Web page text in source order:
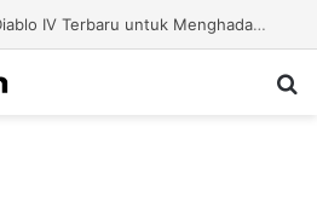
Panduan Build Meta Diablo IV Terbaru untuk Menghadapi Tantangan Level Tinggi